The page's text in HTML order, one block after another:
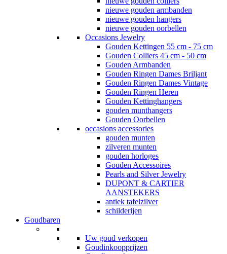
nieuwe gouden armbanden
nieuwe gouden hangers
nieuwe gouden oorbellen
Occasions Jewelry
Gouden Kettingen 55 cm - 75 cm
Gouden Colliers 45 cm - 50 cm
Gouden Armbanden
Gouden Ringen Dames Briljant
Gouden Ringen Dames Vintage
Gouden Ringen Heren
Gouden Kettinghangers
gouden munthangers
Gouden Oorbellen
occasions accessories
gouden munten
zilveren munten
gouden horloges
Gouden Accessoires
Pearls and Silver Jewelry
DUPONT & CARTIER
AANSTEKERS
antiek tafelzilver
schilderijen
Goudbaren
Uw goud verkopen
Goudinkoopprijzen